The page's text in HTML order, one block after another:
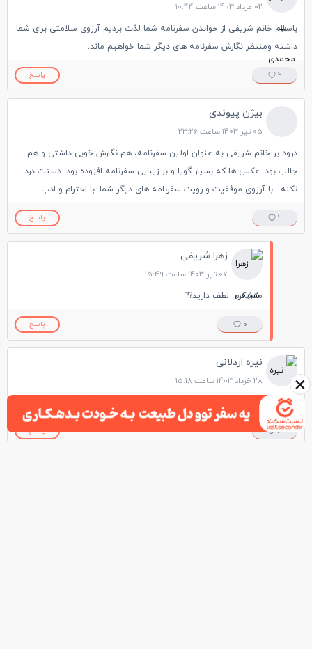
02 مرداد 1403 ساعت 10:44
باسلام خانم شریفی از خواندن سفرنامه شما لذت بردیم آرزوی سلامتی برای شما
داشته ومنتظر نگارش سفرنامه های دیگر شما خواهیم ماند.
2 پاسخ
بیژن پیوندی
05 تیر 1403 ساعت 23:26
درود بر خانم شریفی به عنوان اولین سفرنامه، هم نگارش خوبی داشتی و هم
جالب بود. عکس ها که بسیار گویا و بر زیبایی سفرنامه افزوده بود. دستت درد
نکنه . با آرزوی موفقیت و رویت سفرنامه های دیگر شما. با احترام و ادب
2 پاسخ
زهرا شریفی
07 تیر 1403 ساعت 15:49
متشکرم. لطف دارید??
0 پاسخ
نیره اردلانی
28 خرداد 1403 ساعت 15:18
یاشاسین بر بلندای موفقیت
3 پاسخ
×